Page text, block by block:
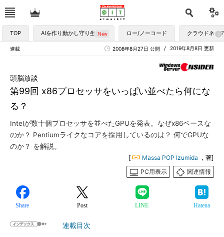
TOP AIを作り動かし守り生かす ロー/ノーコード クラウドネイ
連載 2019年8月8日 更新
2008年8月27日 公開
第99回 x86プロセッサをいっぱい並べたら何にな
る？
頭脳放談
Intelが数十個プロセッサを並べたGPUを発表。なぜx86ベースな
のか？ Pentiumライクなコアを採用しているのは？ 何でGPUな
のか？ を解説。
[ Massa POP Izumida ，著]
PC用表示
関連情報
Share Post LINE Hatena
連載目次